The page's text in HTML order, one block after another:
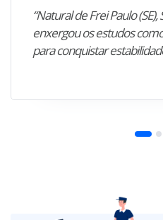
“Natural de Frei Paulo
enxergou os estudos
para conquistar